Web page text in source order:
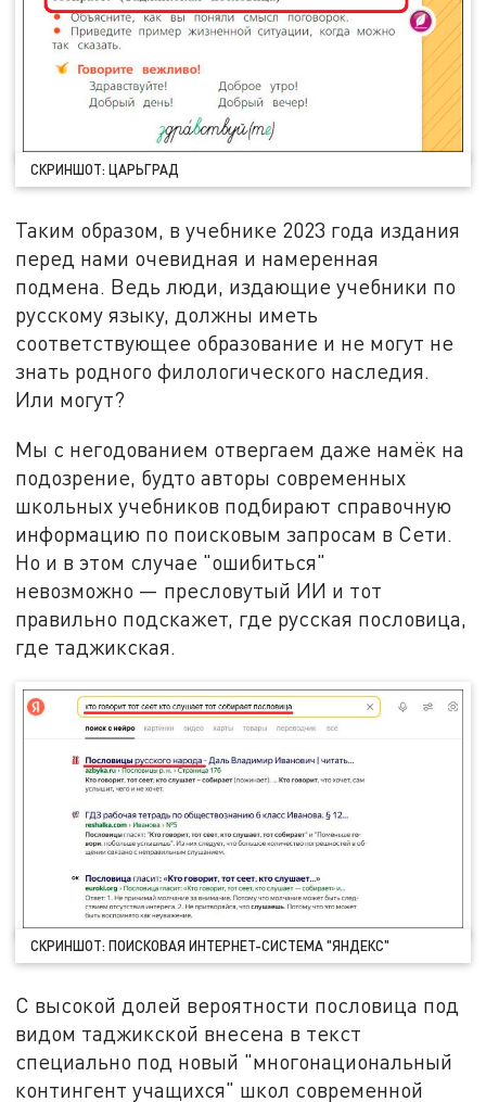
СКРИНШОТ: ЦАРЬГРАД
Таким образом, в учебнике 2023 года издания
перед нами очевидная и намеренная
подмена. Ведь люди, издающие учебники по
русскому языку, должны иметь
соответствующее образование и не могут не
знать родного филологического наследия.
Или могут?
Мы с негодованием отвергаем даже намёк на
подозрение, будто авторы современных
школьных учебников подбирают справочную
информацию по поисковым запросам в Сети.
Но и в этом случае "ошибиться"
невозможно — пресловутый ИИ и тот
правильно подскажет, где русская пословица,
где таджикская.
СКРИНШОТ: ПОИСКОВАЯ ИНТЕРНЕТ-СИСТЕМА "ЯНДЕКС"
С высокой долей вероятности пословица под
видом таджикской внесена в текст
специально под новый "многонациональный
контингент учащихся" школ современной